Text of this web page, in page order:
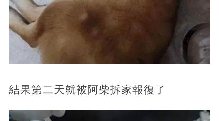
結果第二天就被阿柴拆家報復了